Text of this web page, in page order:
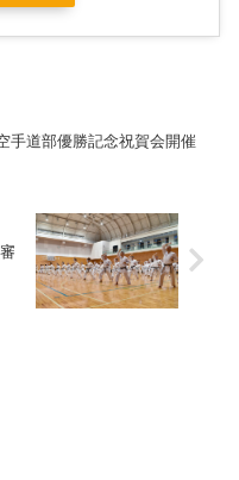
手道部優勝記念祝賀会開催